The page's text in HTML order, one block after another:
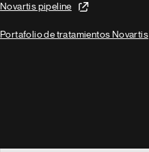
Novartis pipeline
Portafolio de tratamientos Novartis